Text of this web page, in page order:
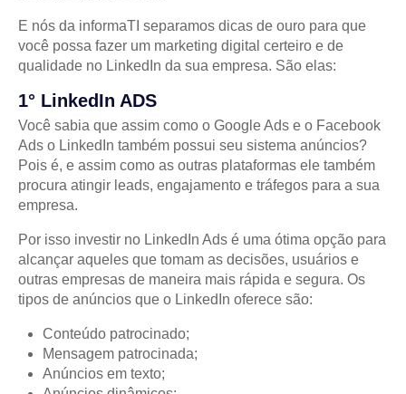
E nós da informaTI separamos dicas de ouro para que
você possa fazer um marketing digital certeiro e de
qualidade no LinkedIn da sua empresa. São elas:
1° LinkedIn ADS
Você sabia que assim como o Google Ads e o Facebook
Ads o LinkedIn também possui seu sistema anúncios?
Pois é, e assim como as outras plataformas ele também
procura atingir leads, engajamento e tráfegos para a sua
empresa.
Por isso investir no LinkedIn Ads é uma ótima opção para
alcançar aqueles que tomam as decisões, usuários e
outras empresas de maneira mais rápida e segura. Os
tipos de anúncios que o LinkedIn oferece são:
Conteúdo patrocinado;
Mensagem patrocinada;
Anúncios em texto;